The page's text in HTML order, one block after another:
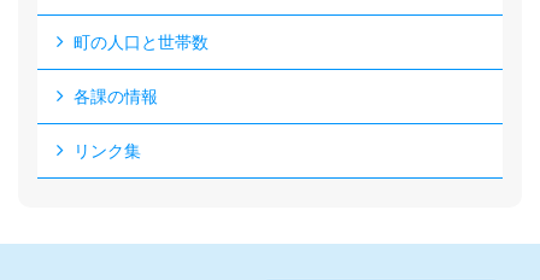
町の人口と世帯数
各課の情報
リンク集